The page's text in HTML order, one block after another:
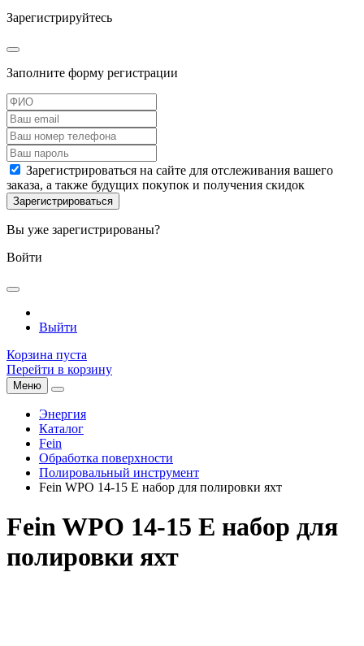
Зарегистрируйтесь
Заполните форму регистрации
Зарегистрироваться на сайте для отслеживания вашего
заказа, а также будущих покупок и получения скидок
Вы уже зарегистрированы?
Войти
Выйти
Корзина пуста
Перейти в корзину
Меню
Энергия
Каталог
Fein
Обработка поверхности
Полировальный инструмент
Fein WPO 14-15 E набор для полировки яхт
Fein WPO 14-15 E набор для
полировки яхт